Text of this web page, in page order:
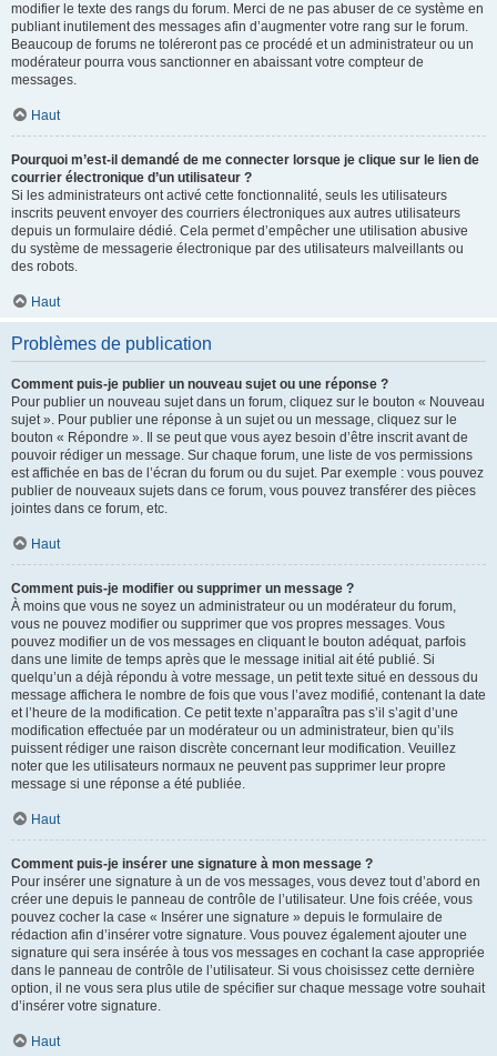
modifier le texte des rangs du forum. Merci de ne pas abuser de ce système en
publiant inutilement des messages afin d’augmenter votre rang sur le forum.
Beaucoup de forums ne toléreront pas ce procédé et un administrateur ou un
modérateur pourra vous sanctionner en abaissant votre compteur de
messages.
Haut
Pourquoi m’est-il demandé de me connecter lorsque je clique sur le lien de
courrier électronique d’un utilisateur ?
Si les administrateurs ont activé cette fonctionnalité, seuls les utilisateurs
inscrits peuvent envoyer des courriers électroniques aux autres utilisateurs
depuis un formulaire dédié. Cela permet d’empêcher une utilisation abusive
du système de messagerie électronique par des utilisateurs malveillants ou
des robots.
Haut
Problèmes de publication
Comment puis-je publier un nouveau sujet ou une réponse ?
Pour publier un nouveau sujet dans un forum, cliquez sur le bouton « Nouveau
sujet ». Pour publier une réponse à un sujet ou un message, cliquez sur le
bouton « Répondre ». Il se peut que vous ayez besoin d’être inscrit avant de
pouvoir rédiger un message. Sur chaque forum, une liste de vos permissions
est affichée en bas de l’écran du forum ou du sujet. Par exemple : vous pouvez
publier de nouveaux sujets dans ce forum, vous pouvez transférer des pièces
jointes dans ce forum, etc.
Haut
Comment puis-je modifier ou supprimer un message ?
À moins que vous ne soyez un administrateur ou un modérateur du forum,
vous ne pouvez modifier ou supprimer que vos propres messages. Vous
pouvez modifier un de vos messages en cliquant le bouton adéquat, parfois
dans une limite de temps après que le message initial ait été publié. Si
quelqu’un a déjà répondu à votre message, un petit texte situé en dessous du
message affichera le nombre de fois que vous l’avez modifié, contenant la date
et l’heure de la modification. Ce petit texte n’apparaîtra pas s’il s’agit d’une
modification effectuée par un modérateur ou un administrateur, bien qu’ils
puissent rédiger une raison discrète concernant leur modification. Veuillez
noter que les utilisateurs normaux ne peuvent pas supprimer leur propre
message si une réponse a été publiée.
Haut
Comment puis-je insérer une signature à mon message ?
Pour insérer une signature à un de vos messages, vous devez tout d’abord en
créer une depuis le panneau de contrôle de l’utilisateur. Une fois créée, vous
pouvez cocher la case « Insérer une signature » depuis le formulaire de
rédaction afin d’insérer votre signature. Vous pouvez également ajouter une
signature qui sera insérée à tous vos messages en cochant la case appropriée
dans le panneau de contrôle de l’utilisateur. Si vous choisissez cette dernière
option, il ne vous sera plus utile de spécifier sur chaque message votre souhait
d’insérer votre signature.
Haut